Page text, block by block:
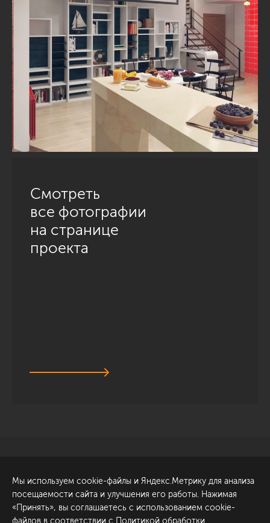
Смотреть
все фотографии
на странице
проекта
Обсудить проект
ул. Академика Павлова, 6
к1
+7 (812) 200-95-55
Мы используем cookie-файлы и Яндекс.Метрику для анализа
посещаемости сайта и улучшения его работы. Нажимая
«Принять», вы соглашаетесь с использованием cookie-
файлов в соответствии с Политикой обработки